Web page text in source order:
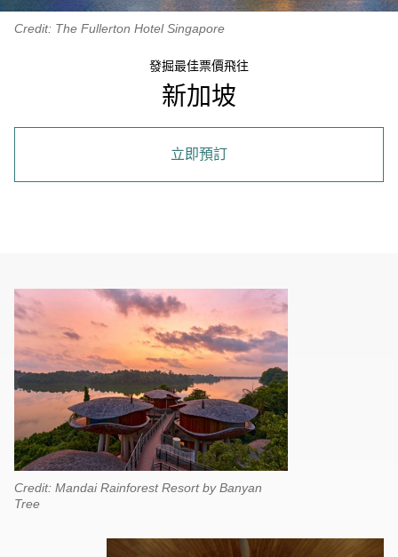
Credit: The Fullerton Hotel Singapore
發掘最佳票價飛往
新加坡
立即預訂
Credit: Mandai Rainforest Resort by Banyan
Tree